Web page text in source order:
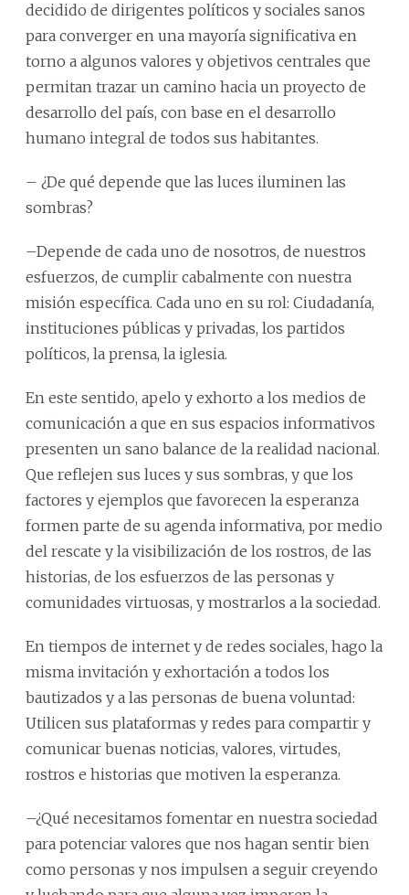
decidido de dirigentes políticos y sociales sanos
para converger en una mayoría significativa en
torno a algunos valores y objetivos centrales que
permitan trazar un camino hacia un proyecto de
desarrollo del país, con base en el desarrollo
humano integral de todos sus habitantes.
– ¿De qué depende que las luces iluminen las
sombras?
–Depende de cada uno de nosotros, de nuestros
esfuerzos, de cumplir cabalmente con nuestra
misión específica. Cada uno en su rol: Ciudadanía,
instituciones públicas y privadas, los partidos
políticos, la prensa, la iglesia.
En este sentido, apelo y exhorto a los medios de
comunicación a que en sus espacios informativos
presenten un sano balance de la realidad nacional.
Que reflejen sus luces y sus sombras, y que los
factores y ejemplos que favorecen la esperanza
formen parte de su agenda informativa, por medio
del rescate y la visibilización de los rostros, de las
historias, de los esfuerzos de las personas y
comunidades virtuosas, y mostrarlos a la sociedad.
En tiempos de internet y de redes sociales, hago la
misma invitación y exhortación a todos los
bautizados y a las personas de buena voluntad:
Utilicen sus plataformas y redes para compartir y
comunicar buenas noticias, valores, virtudes,
rostros e historias que motiven la esperanza.
–¿Qué necesitamos fomentar en nuestra sociedad
para potenciar valores que nos hagan sentir bien
como personas y nos impulsen a seguir creyendo